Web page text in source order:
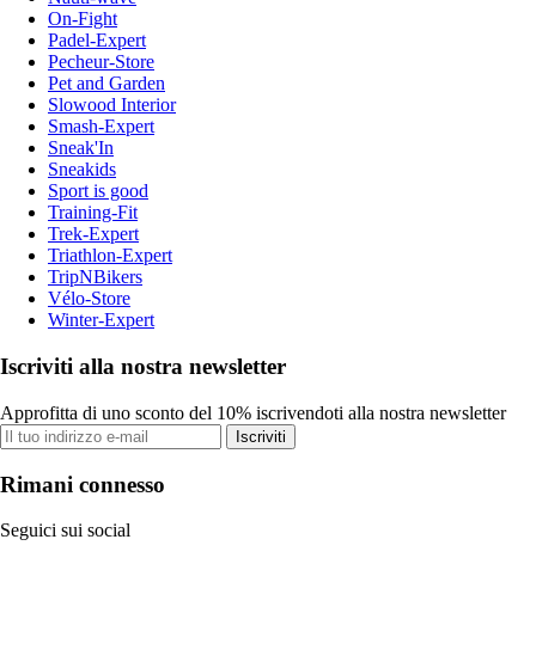
On-Fight
Padel-Expert
Pecheur-Store
Pet and Garden
Slowood Interior
Smash-Expert
Sneak'In
Sneakids
Sport is good
Training-Fit
Trek-Expert
Triathlon-Expert
TripNBikers
Vélo-Store
Winter-Expert
Iscriviti alla nostra newsletter
Approfitta di uno sconto del 10% iscrivendoti alla nostra newsletter
Iscriviti
Rimani connesso
Seguici sui social